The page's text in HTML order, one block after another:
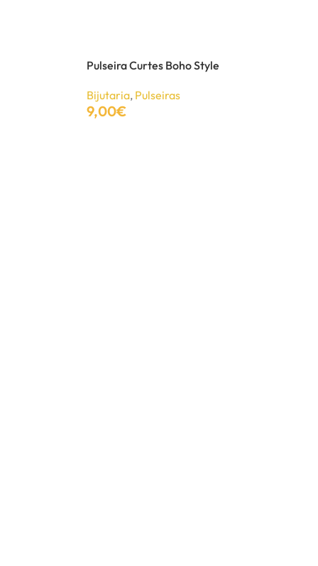
Pulseira Curtes Boho Style
Bijutaria, Pulseiras
9,00€